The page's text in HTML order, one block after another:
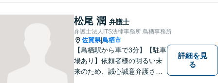
案いたします。【債務整理・
残業代請求については初回面
談無料】【土日祝・夜間相談
可】
松尾 潤 弁護士
弁護士法人ITS法律事務所 鳥栖事務所
佐賀県|鳥栖市
【鳥栖駅から車で3分】【駐車
場あり】依頼者様の明るい未
来のため、誠心誠意弁護させ
詳細を見
る